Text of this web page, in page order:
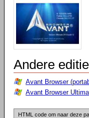
Andere
Avant Browser
Avant Browser
HTML code om naar deze